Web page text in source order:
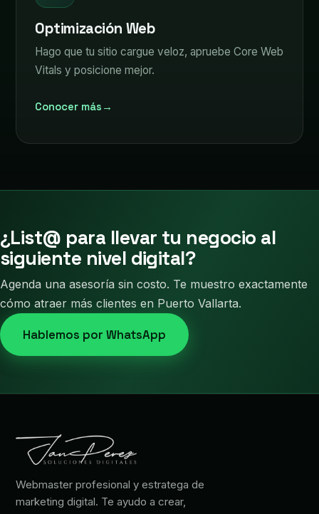
Optimización Web
Hago que tu sitio cargue veloz, apruebe Core Web
Vitals y posicione mejor.
Conocer más →
¿List@ para llevar tu negocio al
siguiente nivel digital?
Agenda una asesoría sin costo. Te muestro exactamente
cómo atraer más clientes en Puerto Vallarta.
Hablemos por WhatsApp
Webmaster profesional y estratega de
marketing digital. Te ayudo a crear,